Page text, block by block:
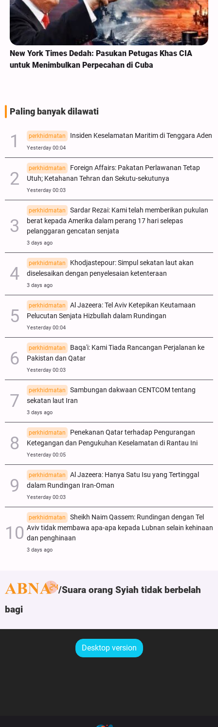
New York Times Dedah: Pasukan Petugas Khas CIA
untuk Menimbulkan Perpecahan di Cuba
Paling banyak dilawati
perkhidmatan Insiden Keselamatan Maritim di Tenggara Aden
Yesterday 00:04
perkhidmatan
Foreign Affairs: Pakatan Perlawanan Tetap
Utuh; Ketahanan Tehran dan Sekutu-sekutunya
Yesterday 00:03
perkhidmatan
Sardar Rezai: Kami telah memberikan pukulan
berat kepada Amerika dalam perang 17 hari selepas
pelanggaran gencatan senjata
3 days ago
perkhidmatan
Khodjastepour: Simpul sekatan laut akan
diselesaikan dengan penyelesaian ketenteraan
3 days ago
perkhidmatan
Al Jazeera: Tel Aviv Ketepikan Keutamaan
Pelucutan Senjata Hizbullah dalam Rundingan
Yesterday 00:04
perkhidmatan
Baqa'i: Kami Tiada Rancangan Perjalanan ke
Pakistan dan Qatar
Yesterday 00:03
perkhidmatan
Sambungan dakwaan CENTCOM tentang
sekatan laut Iran
3 days ago
perkhidmatan
Penekanan Qatar terhadap Pengurangan
Ketegangan dan Pengukuhan Keselamatan di Rantau Ini
Yesterday 00:05
perkhidmatan
Al Jazeera: Hanya Satu Isu yang Tertinggal
dalam Rundingan Iran-Oman
Yesterday 00:03
perkhidmatan
Sheikh Naim Qassem: Rundingan dengan Tel
Aviv tidak membawa apa-apa kepada Lubnan selain kehinaan
dan penghinaan
3 days ago
Suara orang Syiah tidak berbelah
bagi
Desktop version